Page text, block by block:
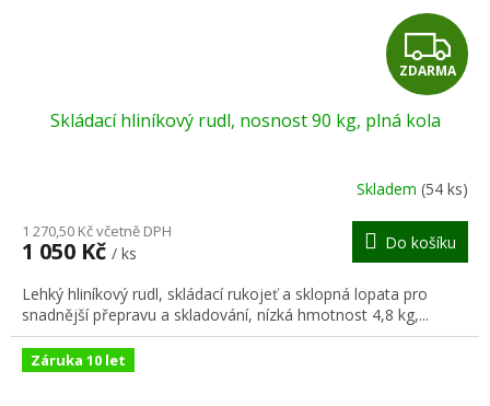
Z
D
R
M
A
ZDARMA
Skládací hliníkový rudl, nosnost 90 kg, plná kola
Skladem (54 ks)
1 270,50 Kč včetně DPH
1 050 Kč / ks
Do košíku
Lehký hliníkový rudl, skládací rukojeť a sklopná lopata pro
snadnější přepravu a skladování, nízká hmotnost 4,8 kg,...
Záruka 10 let